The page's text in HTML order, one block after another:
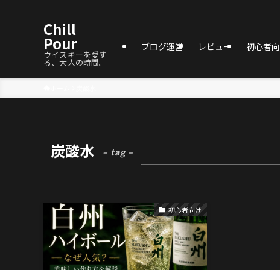
Chill
Pour
ウイスキーを愛す
る、大人の時間。
ブログ運営 レビュー 初心者
炭酸水 – tag –
初心者向け